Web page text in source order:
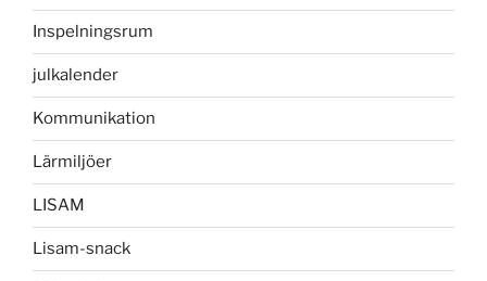
Inspelningsrum
julkalender
Kommunikation
Lärmiljöer
LISAM
Lisam-snack